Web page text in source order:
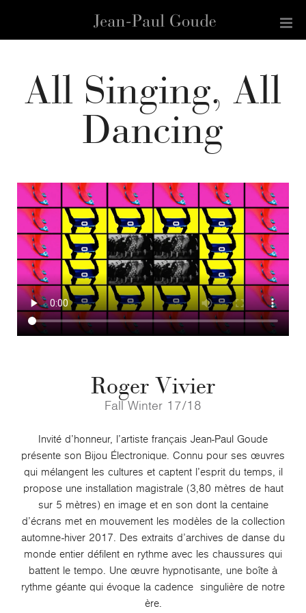
All Singing, All
Dancing
Roger Vivier
Fall Winter 17/18
Invité d’honneur, l’artiste français Jean-Paul Goude
présente son Bijou Électronique. Connu pour ses œuvres
qui mélangent les cultures et captent l’esprit du temps, il
propose une installation magistrale (3,80 mètres de haut
sur 5 mètres) en image et en son dont la centaine
d’écrans met en mouvement les modèles de la collection
automne-hiver 2017. Des extraits d’archives de danse du
monde entier défilent en rythme avec les chaussures qui
battent le tempo. Une œuvre hypnotisante, une boîte à
rythme géante qui évoque la cadence singulière de notre
ère.